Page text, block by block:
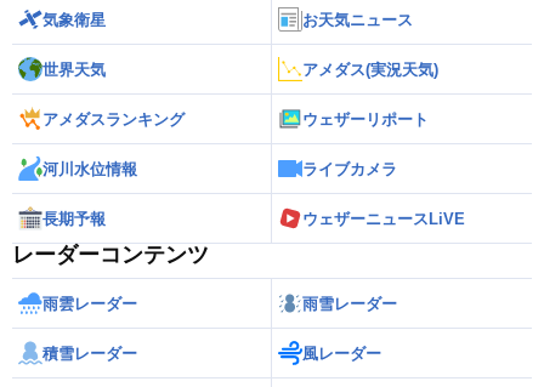
気象衛星 お天気ニュース
世界天気 アメダス(実況天気)
アメダスランキング ウェザーリポート
河川水位情報 ライブカメラ
長期予報 ウェザーニュースLiVE
レーダーコンテンツ
雨雲レーダー 雨雪レーダー
積雪レーダー 風レーダー